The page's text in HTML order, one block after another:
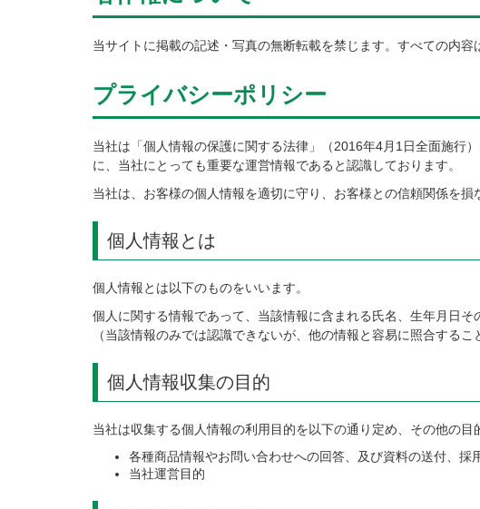
当サイトに掲載の記述・写真の無断転載を禁じます。すべての内
プライバシーポリシー
当社は「個人情報の保護に関する法律」（2016年4月1日全面施行
に、当社にとっても重要な運営情報であると認識しております。
当社は、お客様の個人情報を適切に守り、お客様との信頼関係を
個人情報とは
個人情報とは以下のものをいいます。
個人に関する情報であって、当該情報に含まれる氏名、生年月日
（当該情報のみでは認識できないが、他の情報と容易に照合する
個人情報収集の目的
当社は収集する個人情報の利用目的を以下の通り定め、その他の目
各種商品情報やお問い合わせへの回答、及び資料の送付、採
当社運営目的